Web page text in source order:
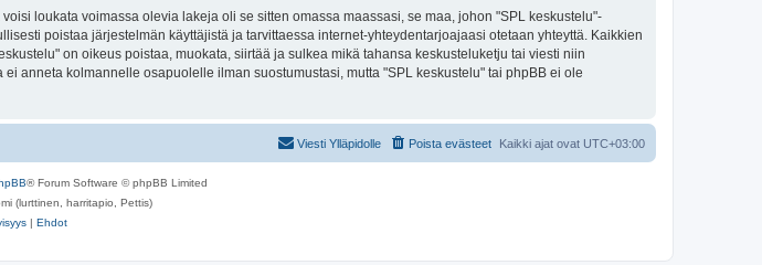
loukata voimassa olevia lakeja oli se sitten omassa maassasi, se maa, johon "SPL keskustelu"-
poistaa järjestelmän käyttäjistä ja tarvittaessa internet-yhteydentarjoajaasi otetaan yhteyttä. Kaikkien
on oikeus poistaa, muokata, siirtää ja sulkea mikä tahansa keskusteluketju tai viesti niin
anneta kolmannelle osapuolelle ilman suostumustasi, mutta "SPL keskustelu" tai phpBB ei ole
Kaikki ajat ovat UTC+03:00
Poista evästeet
Viesti Ylläpidolle
® Forum Software © phpBB Limited
(lurttinen, harritapio, Pettis)
| Ehdot